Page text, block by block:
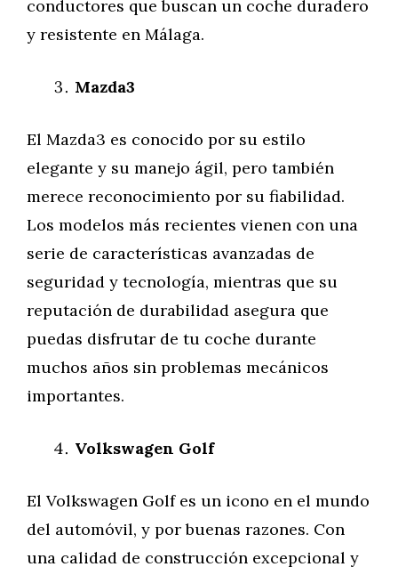
conductores que buscan un coche duradero
y resistente en Málaga.
Mazda3
El Mazda3 es conocido por su estilo
elegante y su manejo ágil, pero también
merece reconocimiento por su fiabilidad.
Los modelos más recientes vienen con una
serie de características avanzadas de
seguridad y tecnología, mientras que su
reputación de durabilidad asegura que
puedas disfrutar de tu coche durante
muchos años sin problemas mecánicos
importantes.
Volkswagen Golf
El Volkswagen Golf es un icono en el mundo
del automóvil, y por buenas razones. Con
una calidad de construcción excepcional y